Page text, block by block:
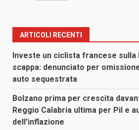
ARTICOLI RECENTI
Investe un ciclista francese sulla
scappa: denunciato per
auto sequestrata
Bolzano prima per crescita
Reggio Calabria ultima per Pil e
dell’inflazione